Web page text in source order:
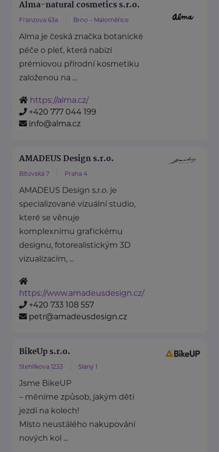
Alma-natural cosmetics s.r.o.
Franzova 63a Brno – Maloměřice
Alma je česká značka botanické
péče o pleť, která nabízí
prémiovou přírodní kosmetiku
založenou na ...
https://alma.cz/
+420 777 044 199
info@alma.cz
AMADEUS Design s.r.o.
Bítovská 7 Praha 4
AMADEUS Design s.r.o. je
specializované vizuální studio,
které se věnuje
komplexnímu grafickému
designu, fotorealistickým 3D
vizualizacím, ...
https://www.amadeusdesign.cz/
+420 733 108 557
petr@amadeusdesign.cz
BikeUp s.r.o.
Stehlíkova 1233 Slaný 1
Jsme BikeUP
– měníme způsob, jakým děti
jezdí na kolech!
Místo neustálého nakupování
nových kol ...